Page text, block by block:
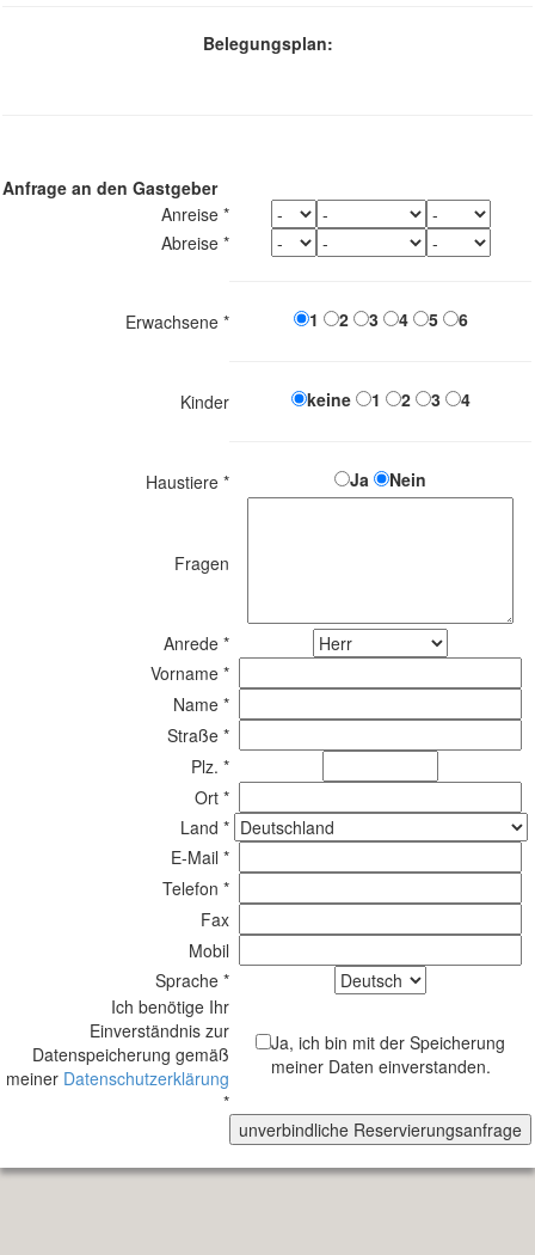
Belegungsplan:
Anfrage an den Gastgeber
Anreise *
Abreise *
Erwachsene * 1 2 3 4 5 6
Kinder keine 1 2 3 4
Haustiere * Ja Nein
Fragen
Anrede *
Vorname *
Name *
Straße *
Plz. *
Ort *
Land *
E-Mail *
Telefon *
Fax
Mobil
Sprache *
Ich benötige Ihr
Einverständnis zur
Datenspeicherung gemäß
meiner Datenschutzerklärung
*
Ja, ich bin mit der Speicherung
meiner Daten einverstanden.